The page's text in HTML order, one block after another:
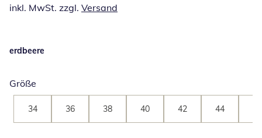
inkl. MwSt. zzgl. Versand
erdbeere
Größe
34 36 38 40 42 44